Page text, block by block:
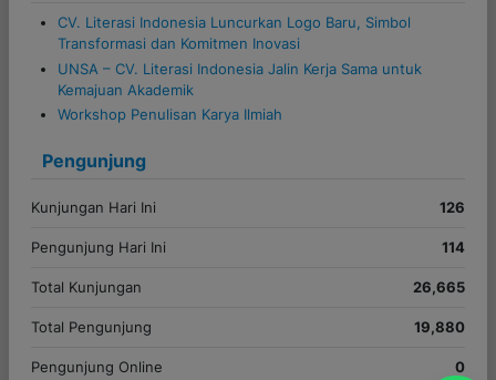
CV. Literasi Indonesia Luncurkan Logo Baru, Simbol
Transformasi dan Komitmen Inovasi
UNSA – CV. Literasi Indonesia Jalin Kerja Sama untuk
Kemajuan Akademik
Workshop Penulisan Karya Ilmiah
Pengunjung
Kunjungan Hari Ini 126
Pengunjung Hari Ini 114
Total Kunjungan 26,665
Total Pengunjung 19,880
Pengunjung Online 0